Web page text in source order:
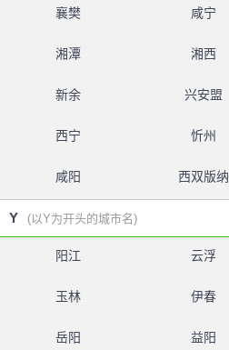
襄樊 咸宁
湘潭 湘西
新余 兴安盟
西宁 忻州
咸阳 西双版纳
Y (以Y为开头的城市名)
阳江 云浮
玉林 伊春
岳阳 益阳